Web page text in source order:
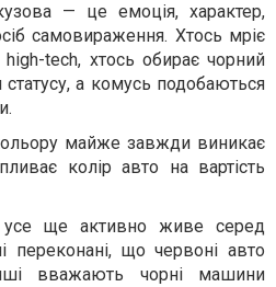
— це емоція, характер,
самовираження. Хтось мріє
tech, хтось обирає чорний
статусу, а комусь подобаються
майже завжди виникає
колір авто на вартість
ще активно живе серед
переконані, що червоні авто
вважають чорні машини